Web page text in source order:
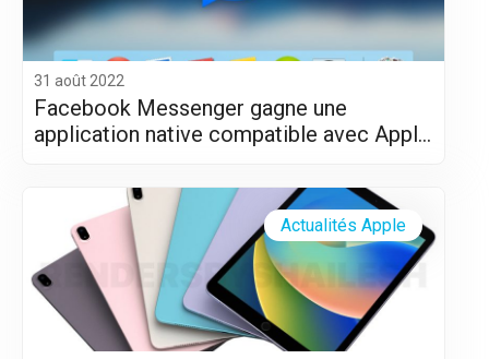
31 août 2022
Facebook Messenger gagne une
application native compatible avec Apple
Actualités Apple